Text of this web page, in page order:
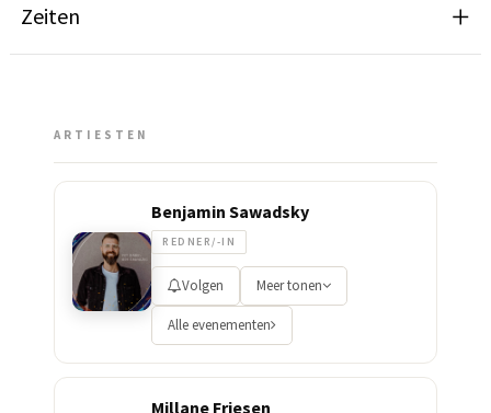
Zeiten
ARTIESTEN
Benjamin Sawadsky
REDNER/-IN
Volgen Meer tonen
Alle evenementen
Millane Friesen